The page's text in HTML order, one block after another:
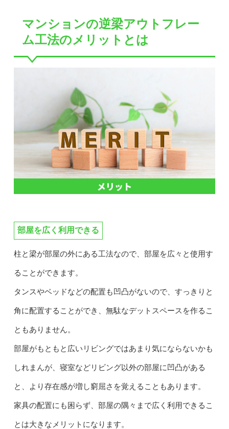
マンションの逆梁アウトフレー
ム工法のメリットとは
部屋を広く利用できる
柱と梁が部屋の外にある工法なので、部屋を広々と使用す
ることができます。
タンスやベッドなどの配置も凹凸がないので、すっきりと
角に配置することができ、無駄なデットスペースを作るこ
ともありません。
部屋がもともと広いリビングではあまり気にならないかも
しれまんが、寝室などリビング以外の部屋に凹凸がある
と、より存在感が増し窮屈さを覚えることもあります。
家具の配置にも困らず、部屋の隅々まで広く利用できるこ
とは大きなメリットになります。